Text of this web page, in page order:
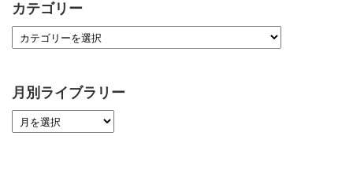
カテゴリー
月別ライブラリー